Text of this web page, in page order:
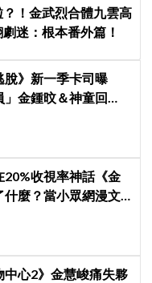
？！金武烈合體九雲高
迷：根本番外篇！
脫》新一季卡司曝
」金鍾旼＆神童回
20%收視率神話《金
什麼？當小眾網漫文
中心2》金慧峻痛失夥